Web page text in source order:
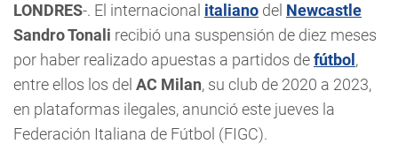
LONDRES-. El internacional italiano del Newcastle
Sandro Tonali recibió una suspensión de diez meses
por haber realizado apuestas a partidos defútbol ,
entre ellos los del AC Milan, su club de 2020 a 2023,
en plataformas ilegales, anunció este jueves la
Federación Italiana de Fútbol (FIGC).